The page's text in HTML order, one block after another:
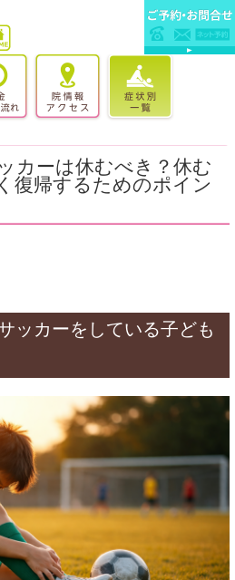
カーは休むべき？休む
復帰するためのポイン
ッカーをしている子ども